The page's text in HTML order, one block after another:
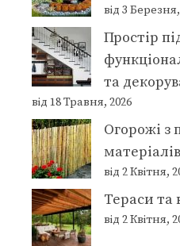
від 3
Простір
та
від 18 Травня, 2026
Огорожі з
матеріалів
від 2 Квітня,
Тераси та
від 2 Квітня,